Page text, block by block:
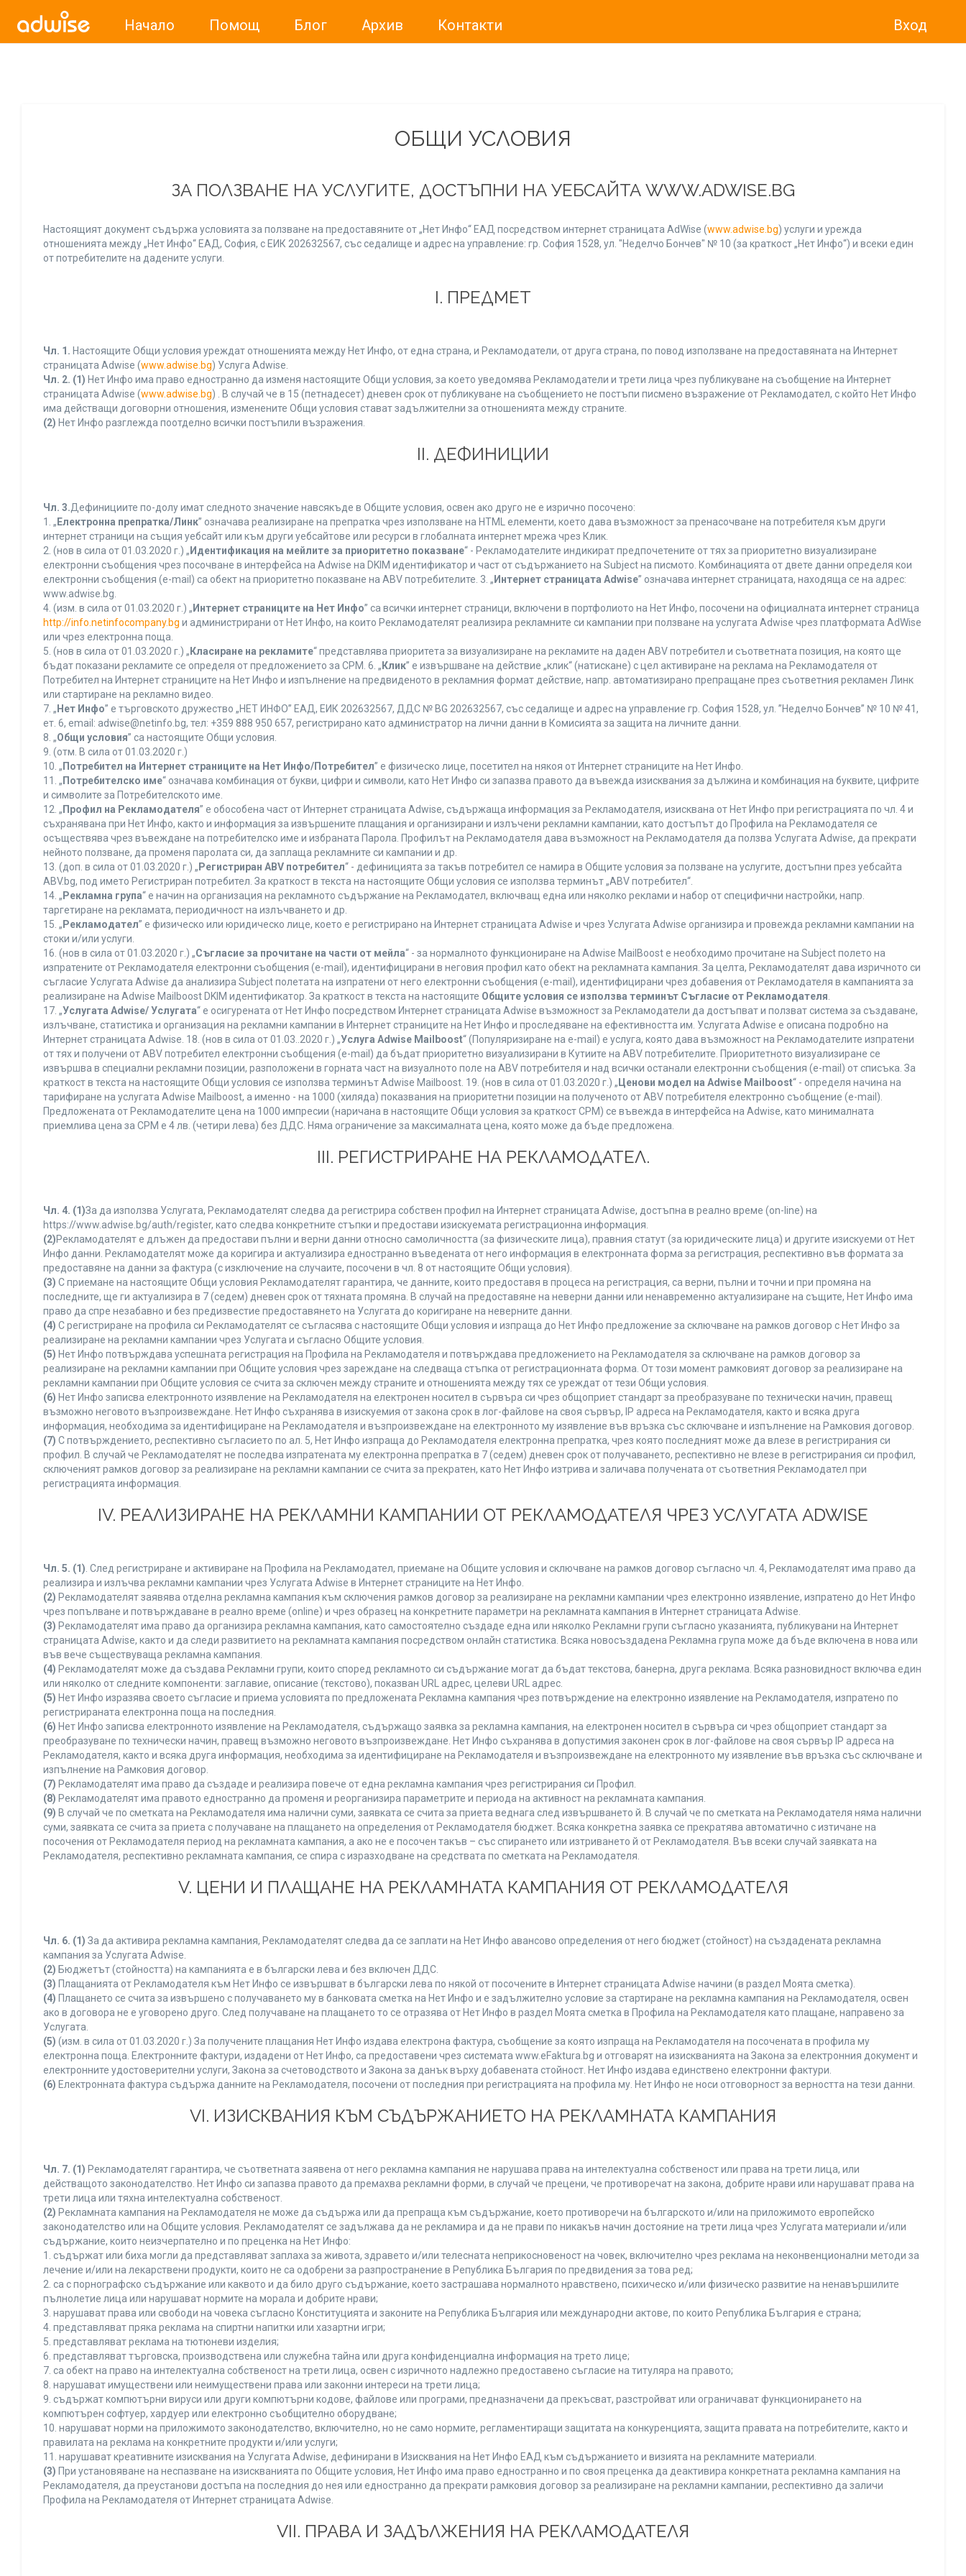
Начало Помощ Блог Архив Контакти Вход
ОБЩИ УСЛОВИЯ
ЗА ПОЛЗВАНЕ НА УСЛУГИТЕ, ДОСТЪПНИ НА УЕБСАЙТА WWW.ADWISE.BG
Настоящият документ съдържа условията за ползване на предоставяните от „Нет Инфо“ ЕАД посредством интернет страницата AdWise (www.adwise.bg) услуги и урежда
отношенията между „Нет Инфо“ ЕАД, София, с ЕИК 202632567, със седалище и адрес на управление: гр. София 1528, ул. "Неделчо Бончев" № 10 (за краткост „Нет Инфо“) и всеки един
от потребителите на дадените услуги.
І. ПРЕДМЕТ
Чл. 1. Настоящите Общи условия уреждат отношенията между Нет Инфо, от една страна, и Рекламодатели, от друга страна, по повод използване на предоставяната на Интернет
страницата Adwise (www.adwise.bg) Услуга Adwise.
Чл. 2. (1) Нет Инфо има право едностранно да изменя настоящите Общи условия, за което уведомява Рекламодатели и трети лица чрез публикуване на съобщение на Интернет
страницата Adwise (www.adwise.bg) . В случай че в 15 (петнадесет) дневен срок от публикуване на съобщението не постъпи писмено възражение от Рекламодател, с който Нет Инфо
има действащи договорни отношения, изменените Общи условия стават задължителни за отношенията между страните.
(2) Нет Инфо разглежда поотделно всички постъпили възражения.
ІІ. ДЕФИНИЦИИ
Чл. 3.Дефинициите по-долу имат следното значение навсякъде в Общите условия, освен ако друго не е изрично посочено:
1. „ Електронна препратка/Линк” означава реализиране на препратка чрез използване на HTML елементи, което дава възможност за пренасочване на потребителя към други
интернет страници на същия уебсайт или към други уебсайтове или ресурси в глобалната интернет мрежа чрез Клик.
2. (нов в сила от 01.03.2020 г.) „ Идентификация на мейлите за приоритетно показване“ - Рекламодателите индикират предпочетените от тях за приоритетно визуализиране
електронни съобщения чрез посочване в интерфейса на Adwise на DKIM идентификатор и част от съдържанието на Subject на писмото. Комбинацията от двете данни определя кои
електронни съобщения (e-mail) са обект на приоритетно показване на ABV потребителите. 3. „ Интернет страницата Adwise” означава интернет страницата, находяща се на адрес:
www.adwise.bg.
4. (изм. в сила от 01.03.2020 г.) „ Интернет страниците на Нет Инфо” са всички интернет страници, включени в портфолиото на Нет Инфо, посочени на официалната интернет страница
http://info.netinfocompany.bg и администрирани от Нет Инфо, на които Рекламодателят реализира рекламните си кампании при ползване на услугата Adwise чрез платформата AdWise
или чрез електронна поща.
5. (нов в сила от 01.03.2020 г.) „ Класиране на рекламите“ представлява приоритета за визуализиране на рекламите на даден ABV потребител и съответната позиция, на която ще
бъдат показани рекламите се определя от предложението за CPM. 6. „ Клик” е извършване на действие „клик“ (натискане) с цел активиране на реклама на Рекламодателя от
Потребител на Интернет страниците на Нет Инфо и изпълнение на предвиденото в рекламния формат действие, напр. автоматизирано препращане през съответния рекламен Линк
или стартиране на рекламно видео.
7. „ Нет Инфо” е търговското дружество „НЕТ ИНФО” ЕАД, ЕИК 202632567, ДДС № BG 202632567, със седалище и адрес на управление гр. София 1528, ул. ”Неделчо Бончев” № 10 № 41,
ет. 6, еmail: adwise@netinfo.bg, тел: +359 888 950 657, регистрирано като администратор на лични данни в Комисията за защита на личните данни.
8. „Общи условия” са настоящите Общи условия.
9. (отм. В сила от 01.03.2020 г.)
10. „ Потребител на Интернет страниците на Нет Инфо/Потребител” е физическо лице, посетител на някоя от Интернет страниците на Нет Инфо.
11. „ Потребителско име“ означава комбинация от букви, цифри и символи, като Нет Инфо си запазва правото да въвежда изисквания за дължина и комбинация на буквите, цифрите
и символите за Потребителското име.
12. „ Профил на Рекламодателя” е обособена част от Интернет страницата Adwise, съдържаща информация за Рекламодателя, изисквана от Нет Инфо при регистрацията по чл. 4 и
съхранявана при Нет Инфо, както и информация за извършените плащания и организирани и излъчени рекламни кампании, като достъпът до Профила на Рекламодателя се
осъществява чрез въвеждане на потребителско име и избраната Парола. Профилът на Рекламодателя дава възможност на Рекламодателя да ползва Услугата Adwise, да прекрати
нейното ползване, да променя паролата си, да заплаща рекламните си кампании и др.
13. (доп. в сила от 01.03.2020 г.) „ Регистриран ABV потребител“ - дефиницията за такъв потребител се намира в Общите условия за ползване на услугите, достъпни през уебсайта
ABV.bg, под името Регистриран потребител. За краткост в текста на настоящите Общи условия се използва терминът „ABV потребител“.
14. „ Рекламна група“ е начин на организация на рекламното съдържание на Рекламодател, включващ една или няколко реклами и набор от специфични настройки, напр.
таргетиране на рекламата, периодичност на излъчването и др.
15. „ Рекламодател” е физическо или юридическо лице, което е регистрирано на Интернет страницата Adwise и чрез Услугата Adwise организира и провежда рекламни кампании на
стоки и/или услуги.
16. (нов в сила от 01.03.2020 г.) „Съгласие за прочитане на части от мейла“ - за нормалното функциониране на Adwise MailBoost е необходимо прочитане на Subject полето на
изпратените от Рекламодателя електронни съобщения (e-mail), идентифицирани в неговия профил като обект на рекламната кампания. За целта, Рекламодателят дава изричното си
съгласие Услугата Adwise да анализира Subject полетата на изпратени от него електронни съобщения (e-mail), идентифицирани чрез добавения от Рекламодателя в кампанията за
реализиране на Adwise Mailboost DKIM идентификатор. За краткост в текста на настоящите Общите условия се използва терминът Съгласие от Рекламодателя
17. „Услугата Adwise/ Услугата“ е осигурената от Нет Инфо посредством Интернет страницата Adwise възможност за Рекламодатели да достъпват и ползват система за създаване,
излъчване, статистика и организация на рекламни кампании в Интернет страниците на Нет Инфо и проследяване на ефективността им. Услугата Adwise е описана подробно на
Интернет страницата Adwise. 18. (нов в сила от 01.03..2020 г.) „Услуга Adwise Mailboost“ (Популяризиране на e-mail) е услуга, която дава възможност на Рекламодателите изпратени
от тях и получени от ABV потребител електронни съобщения (e-mail) да бъдат приоритетно визуализирани в Кутиите на ABV потребителите. Приоритетното визуализиране се
извършва в специални рекламни позиции, разположени в горната част на визуалното поле на ABV потребителя и над всички останали електронни съобщения (e-mail) от списъка. За
краткост в текста на настоящите Общи условия се използва терминът Adwise Mailboost. 19. (нов в сила от 01.03.2020 г.) „ Ценови модел на Adwise Mailboost“ - определя начина на
тарифиране на услугата Adwise Mailboost, а именно - на 1000 (хиляда) показвания на приоритетни позиции на полученото от ABV потребителя електронно съобщение (e-mail).
Предложената от Рекламодателите цена на 1000 импресии (наричана в настоящите Общи условия за краткост CPM) се въвежда в интерфейса на Adwise, като минималната
приемлива цена за CPM е 4 лв. (четири лева) без ДДС. Няма ограничение за максималната цена, която може да бъде предложена.
ІІІ. РЕГИСТРИРАНЕ НА РЕКЛАМОДАТЕЛ.
Чл. 4. (1)За да използва Услугата, Рекламодателят следва да регистрира собствен профил на Интернет страницата Adwise, достъпна в реално време (on-line) на
https://www.adwise.bg/auth/register, като следва конкретните стъпки и предостави изискуемата регистрационна информация.
(2)Рекламодателят е длъжен да предостави пълни и верни данни относно самоличността (за физическите лица), правния статут (за юридическите лица) и другите изискуеми от Нет
Инфо данни. Рекламодателят може да коригира и актуализира едностранно въведената от него информация в електронната форма за регистрация, респективно във формата за
предоставяне на данни за фактура (с изключение на случаите, посочени в чл. 8 от настоящите Общи условия).
(3) С приемане на настоящите Общи условия Рекламодателят гарантира, че данните, които предоставя в процеса на регистрация, са верни, пълни и точни и при промяна на
последните, ще ги актуализира в 7 (седем) дневен срок от тяхната промяна. В случай на предоставяне на неверни данни или ненавременно актуализиране на същите, Нет Инфо има
право да спре незабавно и без предизвестие предоставянето на Услугата до коригиране на неверните данни.
(4) С регистриране на профила си Рекламодателят се съгласява с настоящите Общи условия и изпраща до Нет Инфо предложение за сключване на рамков договор с Нет Инфо за
реализиране на рекламни кампании чрез Услугата и съгласно Общите условия.
(5) Нет Инфо потвърждава успешната регистрация на Профила на Рекламодателя и потвърждава предложението на Рекламодателя за сключване на рамков договор за
реализиране на рекламни кампании при Общите условия чрез зареждане на следваща стъпка от регистрационната форма. От този момент рамковият договор за реализиране на
рекламни кампании при Общите условия се счита за сключен между страните и отношенията между тях се уреждат от тези Общи условия.
(6) Нет Инфо записва електронното изявление на Рекламодателя на електронен носител в сървъра си чрез общоприет стандарт за преобразуване по технически начин, правещ
възможно неговото възпроизвеждане. Нет Инфо съхранява в изискуемия от закона срок в лог-файлове на своя сървър, IP адреса на Рекламодателя, както и всяка друга
информация, необходима за идентифициране на Рекламодателя и възпроизвеждане на електронното му изявление във връзка със сключване и изпълнение на Рамковия договор.
(7) С потвърждението, респективно съгласието по ал. 5, Нет Инфо изпраща до Рекламодателя електронна препратка, чрез която последният може да влезе в регистрирания си
профил. В случай че Рекламодателят не последва изпратената му електронна препратка в 7 (седем) дневен срок от получаването, респективно не влезе в регистрирания си профил,
сключеният рамков договор за реализиране на рекламни кампании се счита за прекратен, като Нет Инфо изтрива и заличава получената от съответния Рекламодател при
регистрацията информация.
IV. РЕАЛИЗИРАНЕ НА РЕКЛАМНИ КАМПАНИИ ОТ РЕКЛАМОДАТЕЛЯ ЧРЕЗ УСЛУГАТА ADWISE
Чл. 5. (1) . След регистриране и активиране на Профила на Рекламодател, приемане на Общите условия и сключване на рамков договор съгласно чл. 4, Рекламодателят има право да
реализира и излъчва рекламни кампании чрез Услугата Adwise в Интернет страниците на Нет Инфо.
(2) Рекламодателят заявява отделна рекламна кампания към сключения рамков договор за реализиране на рекламни кампании чрез електронно изявление, изпратено до Нет Инфо
чрез попълване и потвърждаване в реално време (online) и чрез образец на конкретните параметри на рекламната кампания в Интернет страницата Adwise.
(3) Рекламодателят има право да организира рекламна кампания, като самостоятелно създаде една или няколко Рекламни групи съгласно указанията, публикувани на Интернет
страницата Adwise, както и да следи развитието на рекламната кампания посредством онлайн статистика. Всяка новосъздадена Рекламна група може да бъде включена в нова или
във вече съществуваща рекламна кампания.
(4) Рекламодателят може да създава Рекламни групи, които според рекламното си съдържание могат да бъдат текстова, банерна, друга реклама. Всяка разновидност включва един
или няколко от следните компоненти: заглавие, описание (текстово), показван URL адрес, целеви URL адрес.
(5) Нет Инфо изразява своето съгласие и приема условията по предложената Рекламна кампания чрез потвърждение на електронно изявление на Рекламодателя, изпратено по
регистрираната електронна поща на последния.
(6) Нет Инфо записва електронното изявление на Рекламодателя, съдържащо заявка за рекламна кампания, на електронен носител в сървъра си чрез общоприет стандарт за
преобразуване по технически начин, правещ възможно неговото възпроизвеждане. Нет Инфо съхранява в допустимия законен срок в лог-файлове на своя сървър IP адреса на
Рекламодателя, както и всяка друга информация, необходима за идентифициране на Рекламодателя и възпроизвеждане на електронното му изявление във връзка със сключване и
изпълнение на Рамковия договор.
(7) Рекламодателят има право да създаде и реализира повече от една рекламна кампания чрез регистрирания си Профил.
(8) Рекламодателят има правото едностранно да променя и реорганизира параметрите и периода на активност на рекламната кампания.
(9) В случай че по сметката на Рекламодателя има налични суми, заявката се счита за приета веднага след извършването й. В случай че по сметката на Рекламодателя няма налични
суми, заявката се счита за приета с получаване на плащането на определения от Рекламодателя бюджет. Всяка конкретна заявка се прекратява автоматично с изтичане на
посочения от Рекламодателя период на рекламната кампания, а ако не е посочен такъв – със спирането или изтриването й от Рекламодателя. Във всеки случай заявката на
Рекламодателя, респективно рекламната кампания, се спира с изразходване на средствата по сметката на Рекламодателя.
V. ЦЕНИ И ПЛАЩАНЕ НА РЕКЛАМНАТА КАМПАНИЯ ОТ РЕКЛАМОДАТЕЛЯ
Чл. 6. (1) За да активира рекламна кампания, Рекламодателят следва да се заплати на Нет Инфо авансово определения от него бюджет (стойност) на създадената рекламна
кампания за Услугата Adwise.
(2) Бюджетът (стойността) на кампанията е в български лева и без включен ДДС.
(3) Плащанията от Рекламодателя към Нет Инфо се извършват в български лева по някой от посочените в Интернет страницата Adwise начини (в раздел Моята сметка).
(4) Плащането се счита за извършено с получаването му в банковата сметка на Нет Инфо и е задължително условие за стартиране на рекламна кампания на Рекламодателя, освен
ако в договора не е уговорено друго. След получаване на плащането то се отразява от Нет Инфо в раздел Моята сметка в Профила на Рекламодателя като плащане, направено за
Услугата.
(5) (изм. в сила от 01.03.2020 г.) За получените плащания Нет Инфо издава електрона фактура, съобщение за която изпраща на Рекламодателя на посочената в профила му
електронна поща. Електронните фактури, издадени от Нет Инфо, са предоставени чрез системата www.eFaktura.bg и отговарят на изискванията на Закона за електронния документ и
електронните удостоверителни услуги, Закона за счетоводството и Закона за данък върху добавената стойност. Нет Инфо издава единствено електронни фактури.
(6) Електронната фактура съдържа данните на Рекламодателя, посочени от последния при регистрацията на профила му. Нет Инфо не носи отговорност за верността на тези данни.
VI. ИЗИСКВАНИЯ КЪМ СЪДЪРЖАНИЕТО НА РЕКЛАМНАТА КАМПАНИЯ
Чл. 7. (1) Рекламодателят гарантира, че съответната заявена от него рекламна кампания не нарушава права на интелектуална собственост или права на трети лица, или
действащото законодателство. Нет Инфо си запазва правото да премахва рекламни форми, в случай че прецени, че противоречат на закона, добрите нрави или нарушават права на
трети лица или тяхна интелектуална собственост.
(2) Рекламната кампания на Рекламодателя не може да съдържа или да препраща към съдържание, което противоречи на българското и/или на приложимото европейско
законодателство или на Общите условия. Рекламодателят се задължава да не рекламира и да не прави по никакъв начин достояние на трети лица чрез Услугата материали и/или
съдържание, които неизчерпателно и по преценка на Нет Инфо:
1. съдържат или биха могли да представляват заплаха за живота, здравето и/или телесната неприкосновеност на човек, включително чрез реклама на неконвенционални методи за
лечение и/или на лекарствени продукти, които не са одобрени за разпространение в Република България по предвидения за това ред;
2. са с порнографско съдържание или каквото и да било друго съдържание, което застрашава нормалното нравствено, психическо и/или физическо развитие на ненавършилите
пълнолетие лица или нарушават нормите на морала и добрите нрави;
3. нарушават права или свободи на човека съгласно Конституцията и законите на Република България или международни актове, по които Република България е страна;
4. представляват пряка реклама на спиртни напитки или хазартни игри;
5. представляват реклама на тютюневи изделия;
6. представляват търговска, производствена или служебна тайна или друга конфиденциална информация на трето лице;
7. са обект на право на интелектуална собственост на трети лица, освен с изричното надлежно предоставено съгласие на титуляра на правото;
8. нарушават имуществени или неимуществени права или законни интереси на трети лица;
9. съдържат компютърни вируси или други компютърни кодове, файлове или програми, предназначени да прекъсват, разстройват или ограничават функционирането на
компютърен софтуер, хардуер или електронно съобщително оборудване;
10. нарушават норми на приложимото законодателство, включително, но не само нормите, регламентиращи защитата на конкуренцията, защита правата на потребителите, както и
правилата на реклама на конкретните продукти и/или услуги;
11. нарушават креативните изисквания на Услугата Adwise, дефинирани в Изисквания на Нет Инфо ЕАД към съдържанието и визията на рекламните материали.
(3) При установяване на неспазване на изискванията по Общите условия, Нет Инфо има право едностранно и по своя преценка да деактивира конкретната рекламна кампания на
Рекламодателя, да преустанови достъпа на последния до нея или едностранно да прекрати рамковия договор за реализиране на рекламни кампании, респективно да заличи
Профила на Рекламодателя от Интернет страницата Adwise.
VII. ПРАВА И ЗАДЪЛЖЕНИЯ НА РЕКЛАМОДАТЕЛЯ